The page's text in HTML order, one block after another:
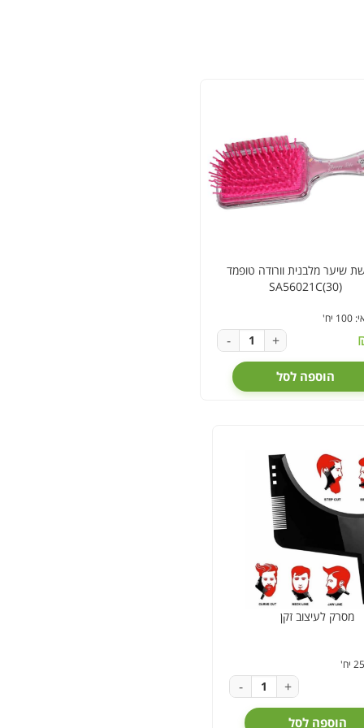
שיער מלבנית וורודה טופמד
SA56021C(30)
יח'
- +
הוספה לסל
מסרק לעיצוב זקן
- +
הוספה לסל